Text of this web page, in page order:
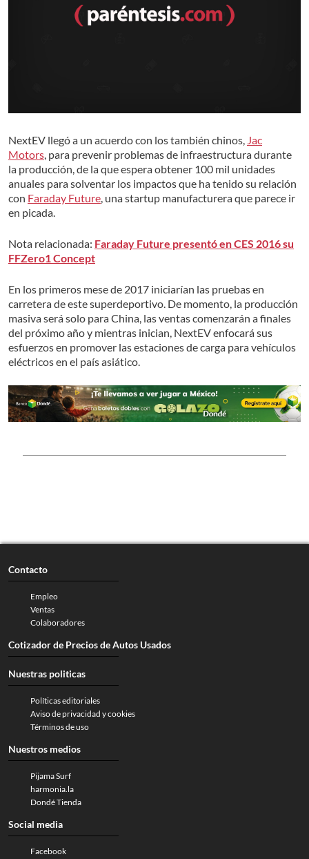
NextEV llegó a un acuerdo con los también chinos, Jac
Motors, para prevenir problemas de infraestructura durante
la producción, de la que espera obtener 100 mil unidades
anuales para solventar los impactos que ha tenido su relación
con Faraday Future, una startup manufacturera que parece ir
en picada.
Nota relacionada: Faraday Future presentó en CES 2016 su
FFZero1 Concept
En los primeros mese de 2017 iniciarían las pruebas en
carretera de este superdeportivo. De momento, la producción
masiva será solo para China, las ventas comenzarán a finales
del próximo año y mientras inician, NextEV enfocará sus
esfuerzos en promover las estaciones de carga para vehículos
eléctricos en el país asiático.
Contacto
Empleo
Ventas
Colaboradores
Cotizador de Precios de Autos Usados
Nuestras politicas
Políticas editoriales
Aviso de privacidad y cookies
Términos de uso
Nuestros medios
Pijama Surf
harmonia.la
Dondé Tienda
Social media
Facebook